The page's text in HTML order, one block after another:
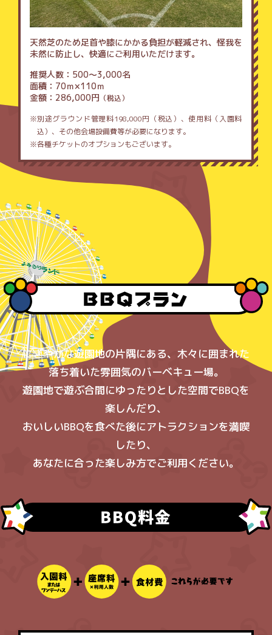
天然芝のため足首や膝にかかる負担が軽減され、怪我を
未然に防止し、快適にご利用いただけます。
推奨人数
500～3,000名
面積
70ｍ×110ｍ
金額
286,000円 （税込）
別途グラウンド管理料198,000円（税込）、使用料（入園料
込）、その他会場設備費等が必要になります。
各種チケットのオプションもございます。
にぎやかな遊園地の片隅にある、木々に囲まれた
落ち着いた雰囲気のバーベキュー場。
遊園地で遊ぶ合間にゆったりとした空間でBBQを
楽しんだり、
おいしいBBQを食べた後にアトラクションを満喫
したり、
あなたに合った楽しみ方でご利用ください。